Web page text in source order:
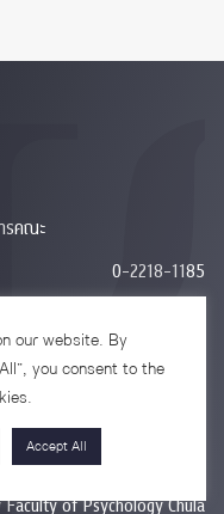
รคณะ
0-2218-1185
psy@chula.ac.th
Faculty of Psychology
Faculty of Psychology Chula
our website. By
you consent to the
Accept All